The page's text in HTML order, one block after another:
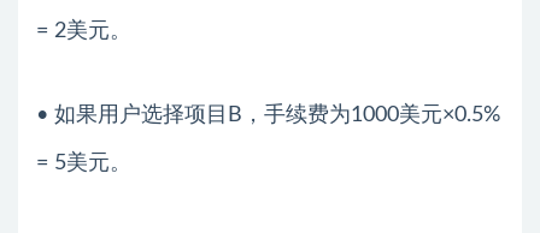
= 2美元。
• 如果用户选择项目B，手续费为1000美元×0.5%
= 5美元。